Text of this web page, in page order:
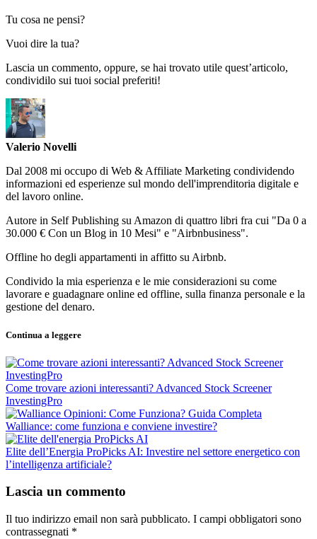
Tu cosa ne pensi?
Vuoi dire la tua?
Lascia un commento, oppure, se hai trovato utile quest’articolo,
condividilo sui tuoi social preferiti!
Valerio Novelli
Dal 2008 mi occupo di Web & Affiliate Marketing condividendo
informazioni ed esperienze sul mondo dell'imprenditoria digitale e
del lavoro online.
Autore in Self Publishing su Amazon di quattro libri fra cui "Da 0 a
30.000 € Con un Blog in 10 Mesi" e "Airbnbusiness".
Offline ho degli appartamenti in affitto su Airbnb.
Condivido la mia esperienza e le mie considerazioni su come
lavorare e guadagnare online ed offline, sulla finanza personale e la
gestione del denaro.
Continua a leggere
Come trovare azioni interessanti? Advanced Stock Screener
InvestingPro
Walliance: come funziona e conviene investire?
Elite dell’Energia ProPicks AI: Investire nel settore energetico con
l’intelligenza artificiale?
Lascia un commento
Il tuo indirizzo email non sarà pubblicato. I campi obbligatori sono
contrassegnati *